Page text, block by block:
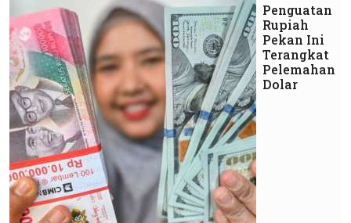
Penguatan
Rupiah
Pekan Ini
Terangkat
Pelemahan
Dolar